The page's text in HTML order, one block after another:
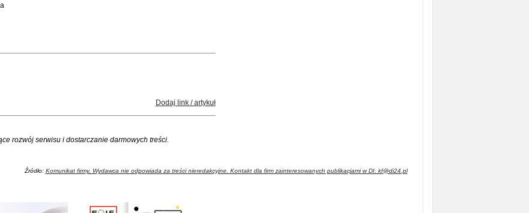
Dodaj link / artykuł
rozwój serwisu i dostarczanie darmowych treści.
Źródło: Komunikat firmy. Wydawca nie odpowiada za treści nieredakcyjne. Kontakt dla firm zainteresowanych publikacjami w DI: kf@di24.pl